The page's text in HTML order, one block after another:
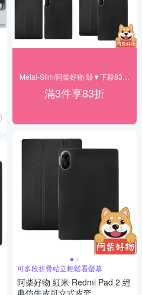
滿3件享83折
可多段折疊站立輕鬆看螢幕
阿柴好物 紅米 Redmi Pad 2 經